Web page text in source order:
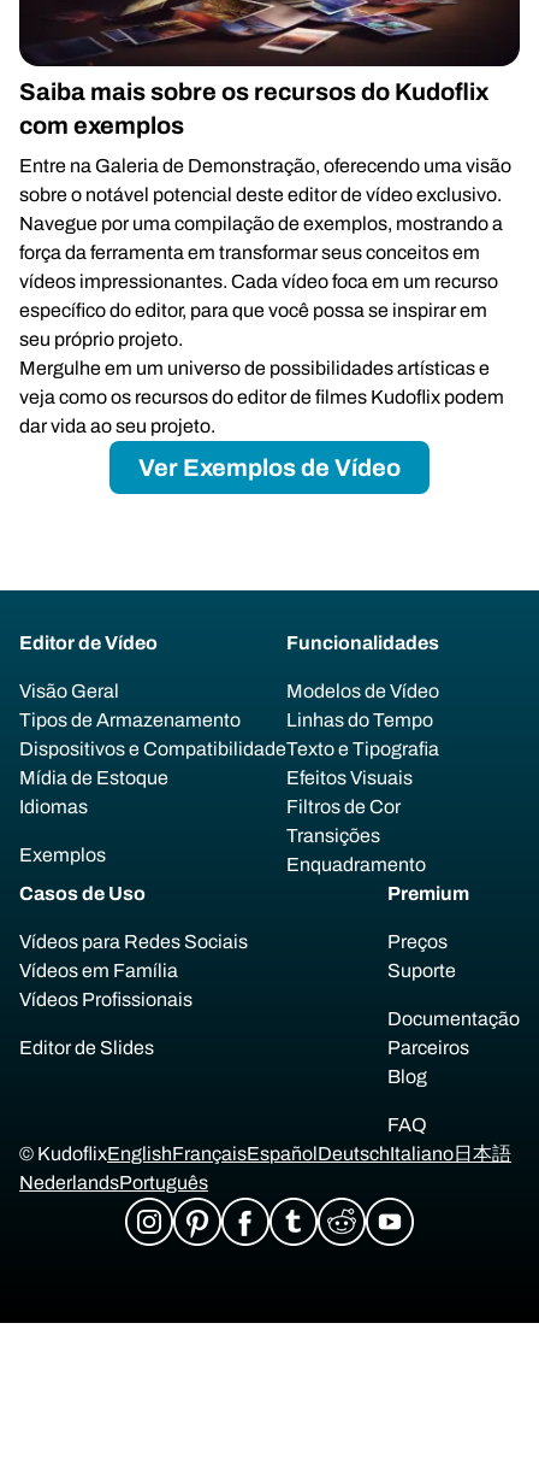
Saiba mais sobre os recursos do Kudoflix
com exemplos
Entre na Galeria de Demonstração, oferecendo uma visão
sobre o notável potencial deste editor de vídeo exclusivo.
Navegue por uma compilação de exemplos, mostrando a
força da ferramenta em transformar seus conceitos em
vídeos impressionantes. Cada vídeo foca em um recurso
específico do editor, para que você possa se inspirar em
seu próprio projeto.
Mergulhe em um universo de possibilidades artísticas e
veja como os recursos do editor de filmes Kudoflix podem
dar vida ao seu projeto.
Ver Exemplos de Vídeo
Editor de Vídeo
Visão Geral
Tipos de Armazenamento
Dispositivos e Compatibilidade
Mídia de Estoque
Idiomas
Exemplos
Funcionalidades
Modelos de Vídeo
Linhas do Tempo
Texto e Tipografia
Efeitos Visuais
Filtros de Cor
Transições
Enquadramento
Casos de Uso
Vídeos para Redes Sociais
Vídeos em Família
Vídeos Profissionais
Editor de Slides
Premium
Preços
Suporte
Documentação
Parceiros
Blog
FAQ
© KudoflixEnglishFrançaisEspañolDeutschItaliano日本語
NederlandsPortuguês